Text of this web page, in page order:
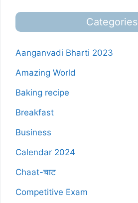
Categories
Aanganvadi Bharti 2023
Amazing World
Baking recipe
Breakfast
Business
Calendar 2024
Chaat-चाट
Competitive Exam